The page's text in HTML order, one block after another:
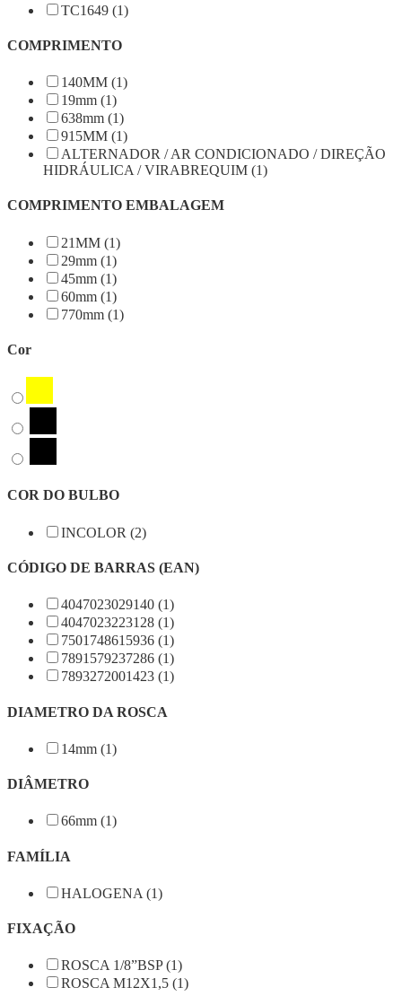
TC1649 (1)
COMPRIMENTO
140MM (1)
19mm (1)
638mm (1)
915MM (1)
ALTERNADOR / AR CONDICIONADO / DIREÇÃO
HIDRÁULICA / VIRABREQUIM (1)
COMPRIMENTO EMBALAGEM
21MM (1)
29mm (1)
45mm (1)
60mm (1)
770mm (1)
Cor
COR DO BULBO
INCOLOR (2)
CÓDIGO DE BARRAS (EAN)
4047023029140 (1)
4047023223128 (1)
7501748615936 (1)
7891579237286 (1)
7893272001423 (1)
DIAMETRO DA ROSCA
14mm (1)
DIÂMETRO
66mm (1)
FAMÍLIA
HALOGENA (1)
FIXAÇÃO
ROSCA 1/8”BSP (1)
ROSCA M12X1,5 (1)